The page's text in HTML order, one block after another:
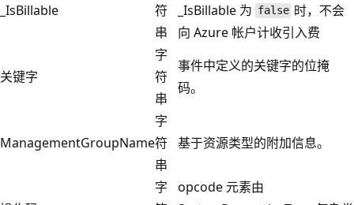
_IsBillable
符
串
_IsBillable 为 false 时，不会
向 Azure 帐户计收引入费
关键字
字
符
串
事件中定义的关键字的位掩
码。
ManagementGroupName
字
符
串
基于资源类型的附加信息。
字
opcode 元素由